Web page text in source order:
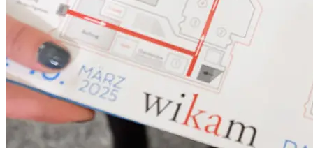
Als zentrale Größe im österreichischen Kunstgeschehen ist die
WIKAM bereits seit Jahrzehnten ein fest etablierter Treffpunkt für
Kunstkenner und Sammler.
Eintrittspreise:
Tageskarte regulär: 15,00 Eur, ermäßigt für Senioren: 10,00 Eur
WIKAM Day: Mittwoch, 4. März - Tageskarte 8,00 Eur
After Work Ticket: Donnerstag, 5. März und Freitag, 6. März ab
15:00 Uhr: 9,00 Eur